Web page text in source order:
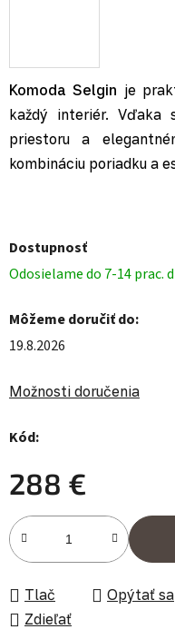
Komoda Selgin je
každý interiér. Vďaka
priestoru a
kombináciu poriadku a
Dostupnosť
Odosielame do 7-14 prac.
Môžeme doručiť do:
19.8.2026
Možnosti doručenia
Kód:
288 €
Jednotková cena:
Tlač Opýtať sa
Zdieľať